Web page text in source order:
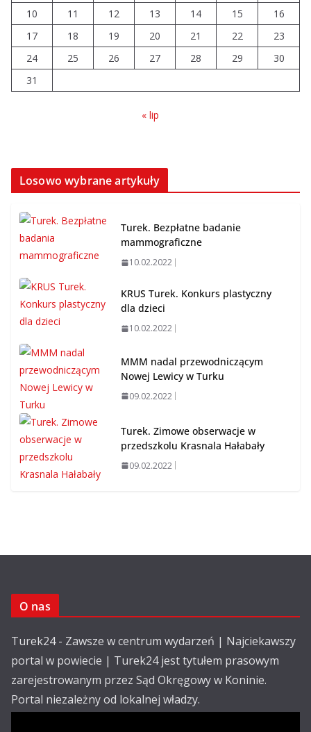
14 sierpnia urzędy skarbowe
będą nieczynne
06.08.2026
10
11 12 13 14 15
16
17
18 19 20 21 22
23
24
25 26 27 28 29
30
31
« lip
Losowo wybrane artykuły
Turek. Bezpłatne badanie
mammograficzne
10.02.2022
KRUS Turek. Konkurs plastyczny
dla dzieci
10.02.2022
MMM nadal przewodniczącym
Nowej Lewicy w Turku
09.02.2022
Turek. Zimowe obserwacje w
przedszkolu Krasnala Hałabały
09.02.2022
O nas
Turek24 - Zawsze w centrum wydarzeń | Najciekawszy
portal w powiecie | Turek24 jest tytułem prasowym
zarejestrowanym przez Sąd Okręgowy w Koninie.
Portal niezależny od lokalnej władzy.